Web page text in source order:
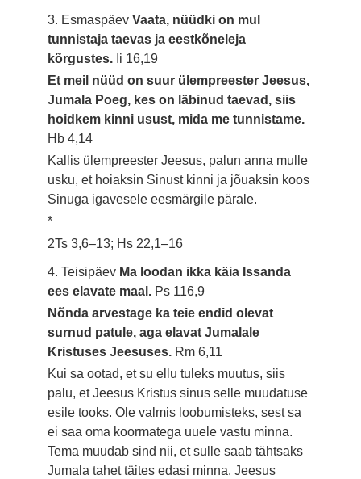
3. EsmaspäevVaata, nüüdki on mul
tunnistaja taevas ja eestkõneleja
kõrgustes. Ii 16,19
Et meil nüüd on suur ülempreester Jeesus,
Jumala Poeg, kes on läbinud taevad, siis
hoidkem kinni usust, mida me tunnistame.
Hb 4,14
Kallis ülempreester Jeesus, palun anna mulle
usku, et hoiaksin Sinust kinni ja jõuaksin koos
Sinuga igavesele eesmärgile pärale.
*
2Ts 3,6–13; Hs 22,1–16
4. Teisipäev Ma loodan ikka käia Issanda
ees elavate maal. Ps 116,9
Nõnda arvestage ka teie endid olevat
surnud patule, aga elavat Jumalale
Kristuses Jeesuses. Rm 6,11
Kui sa ootad, et su ellu tuleks muutus, siis
palu, et Jeesus Kristus sinus selle muudatuse
esile tooks. Ole valmis loobumisteks, sest sa
ei saa oma koormatega uuele vastu minna.
Tema muudab sind nii, et sulle saab tähtsaks
Jumala tahet täites edasi minna. Jeesus